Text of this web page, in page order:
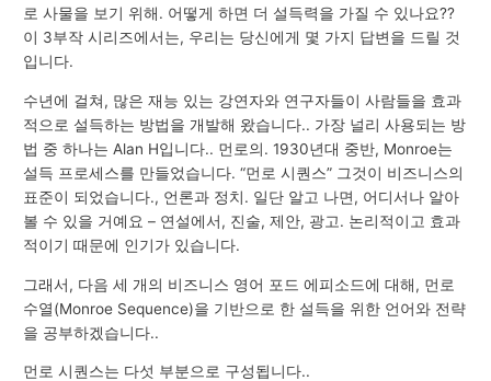
로 사물을 보기 위해. 어떻게 하면 더 설득력을 가질 수 있나요??
이 3부작 시리즈에서는, 우리는 당신에게 몇 가지 답변을 드릴 것
입니다.
수년에 걸쳐, 많은 재능 있는 강연자와 연구자들이 사람들을 효과
적으로 설득하는 방법을 개발해 왔습니다.. 가장 널리 사용되는 방
법 중 하나는 Alan H입니다.. 먼로의. 1930년대 중반, Monroe는
설득 프로세스를 만들었습니다. “먼로 시퀀스” 그것이 비즈니스의
표준이 되었습니다., 언론과 정치. 일단 알고 나면, 어디서나 알아
볼 수 있을 거예요 – 연설에서, 진술, 제안, 광고. 논리적이고 효과
적이기 때문에 인기가 있습니다.
그래서, 다음 세 개의 비즈니스 영어 포드 에피소드에 대해, 먼로
수열(Monroe Sequence)을 기반으로 한 설득을 위한 언어와 전략
을 공부하겠습니다..
먼로 시퀀스는 다섯 부분으로 구성됩니다..